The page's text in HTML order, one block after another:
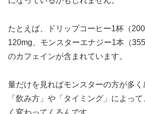
たとえば、ドリップコーヒー1杯（
120mg、モンスターエナジー1本（
のカフェインが含まれています。
量だけを見ればモンスターの方が多
「飲み方」や「タイミング」によっ
く変わってくるんです。